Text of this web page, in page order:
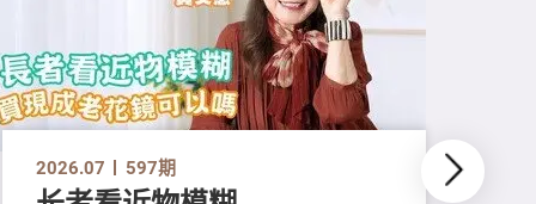
2026.07 597期